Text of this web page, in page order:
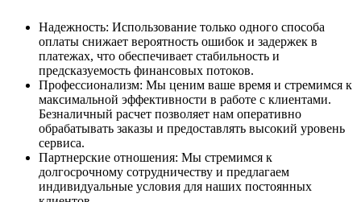
Надежность: Использование только одного способа
оплаты снижает вероятность ошибок и задержек в
платежах, что обеспечивает стабильность и
предсказуемость финансовых потоков.
Профессионализм: Мы ценим ваше время и стремимся к
максимальной эффективности в работе с клиентами.
Безналичный расчет позволяет нам оперативно
обрабатывать заказы и предоставлять высокий уровень
сервиса.
Партнерские отношения: Мы стремимся к
долгосрочному сотрудничеству и предлагаем
индивидуальные условия для наших постоянных